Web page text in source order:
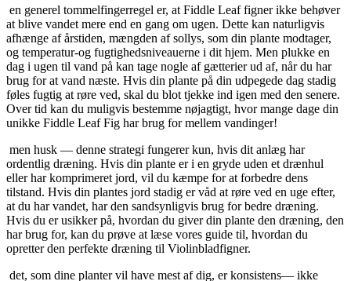
at blive vandet mere end en gang om ugen. Dette kan naturligvis
afhænge af årstiden, mængden af sollys, som din plante modtager,
og temperatur-og fugtighedsniveauerne i dit hjem. Men plukke en
dag i ugen til vand på kan tage nogle af gætterier ud af, når du har
brug for at vand næste. Hvis din plante på din udpegede dag stadig
føles fugtig at røre ved, skal du blot tjekke ind igen med den senere.
Over tid kan du muligvis bestemme nøjagtigt, hvor mange dage din
unikke Fiddle Leaf Fig har brug for mellem vandinger!
ordentlig dræning. Hvis din plante er i en gryde uden et drænhul
eller har komprimeret jord, vil du kæmpe for at forbedre dens
tilstand. Hvis din plantes jord stadig er våd at røre ved en uge efter,
at du har vandet, har den sandsynligvis brug for bedre dræning.
Hvis du er usikker på, hvordan du giver din plante den dræning, den
har brug for, kan du prøve at læse vores guide til, hvordan du
opretter den perfekte dræning til Violinbladfigner.